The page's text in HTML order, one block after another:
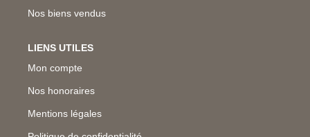
Nos biens vendus
LIENS UTILES
Mon compte
Nos honoraires
Mentions légales